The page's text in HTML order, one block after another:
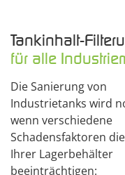
Tankinhalt-
für alle
Die Sanierung von
Industrietanks wird
wenn verschiedene
Schadensfaktoren
Ihrer Lagerbehälter
beeinträchtigen: